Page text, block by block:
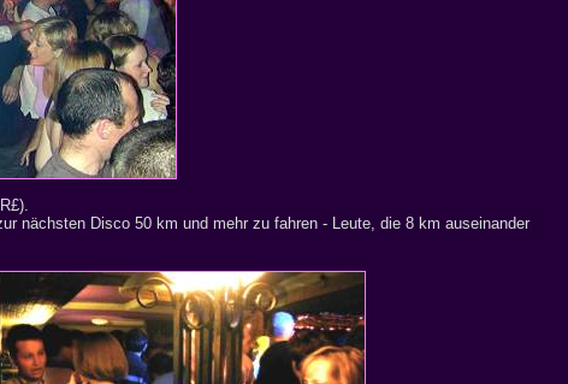
nächsten Disco 50 km und mehr zu fahren - Leute, die 8 km auseinander